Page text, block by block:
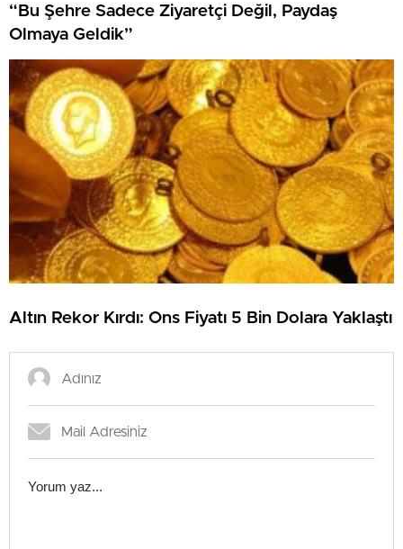
“Bu Şehre Sadece Ziyaretçi Değil, Paydaş
Olmaya Geldik”
Altın Rekor Kırdı: Ons Fiyatı 5 Bin Dolara Yaklaştı